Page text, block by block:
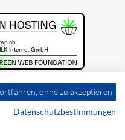
ohne zu akzeptieren
Datenschutzbestimmungen